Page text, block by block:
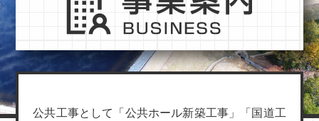
公共工事として「公共ホール新築工事」「国道工